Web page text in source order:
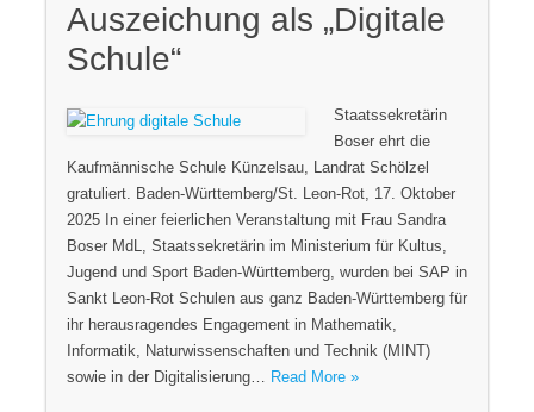
Auszeichung als „Digitale
Schule“
Staatssekretärin
Boser ehrt die
Kaufmännische Schule Künzelsau, Landrat Schölzel
gratuliert. Baden-Württemberg/St. Leon-Rot, 17. Oktober
2025 In einer feierlichen Veranstaltung mit Frau Sandra
Boser MdL, Staatssekretärin im Ministerium für Kultus,
Jugend und Sport Baden-Württemberg, wurden bei SAP in
Sankt Leon-Rot Schulen aus ganz Baden-Württemberg für
ihr herausragendes Engagement in Mathematik,
Informatik, Naturwissenschaften und Technik (MINT)
sowie in der Digitalisierung… Read More »